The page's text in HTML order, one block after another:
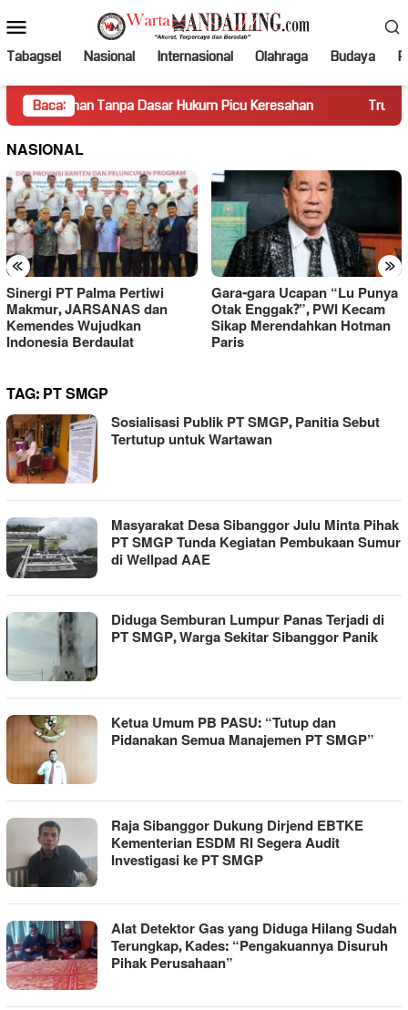
ke
kontenMobile
Tabagsel Nasional Internasional Olahraga Budaya
Baca:
Tanpa Dasar Hukum Picu Keresahan Truk Miring
NASIONAL
« »
Sinergi PT Palma Pertiwi
Makmur, JARSANAS dan
Kemendes Wujudkan
Indonesia Berdaulat
Gara-gara Ucapan “Lu Punya
Otak Enggak?”, PWI Kecam
Sikap Merendahkan Hotman
Paris
TAG:PT SMGP
Sosialisasi Publik PT SMGP, Panitia Sebut
Tertutup untuk Wartawan
Masyarakat Desa Sibanggor Julu Minta Pihak
PT SMGP Tunda Kegiatan Pembukaan Sumur
di Wellpad AAE
Diduga Semburan Lumpur Panas Terjadi di
PT SMGP, Warga Sekitar Sibanggor Panik
Ketua Umum PB PASU: “Tutup dan
Pidanakan Semua Manajemen PT SMGP”
Raja Sibanggor Dukung Dirjend EBTKE
Kementerian ESDM RI Segera Audit
Investigasi ke PT SMGP
Alat Detektor Gas yang Diduga Hilang Sudah
Terungkap, Kades: “Pengakuannya Disuruh
Pihak Perusahaan”